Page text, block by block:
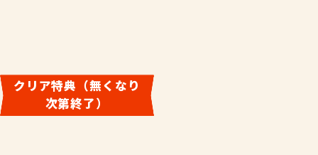
3.6(9件)
5
調+1
クリア特典（無くなり
次第終了）